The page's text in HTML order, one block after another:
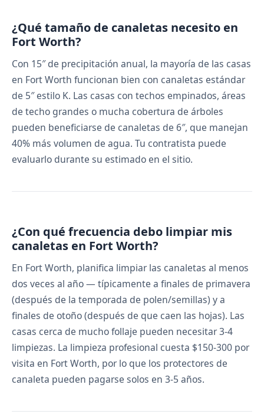
¿Qué tamaño de canaletas necesito en
Fort Worth?
Con 15″ de precipitación anual, la mayoría de las casas
en Fort Worth funcionan bien con canaletas estándar
de 5″ estilo K. Las casas con techos empinados, áreas
de techo grandes o mucha cobertura de árboles
pueden beneficiarse de canaletas de 6″, que manejan
40% más volumen de agua. Tu contratista puede
evaluarlo durante su estimado en el sitio.
¿Con qué frecuencia debo limpiar mis
canaletas en Fort Worth?
En Fort Worth, planifica limpiar las canaletas al menos
dos veces al año — típicamente a finales de primavera
(después de la temporada de polen/semillas) y a
finales de otoño (después de que caen las hojas). Las
casas cerca de mucho follaje pueden necesitar 3-4
limpiezas. La limpieza profesional cuesta $150-300 por
visita en Fort Worth, por lo que los protectores de
canaleta pueden pagarse solos en 3-5 años.